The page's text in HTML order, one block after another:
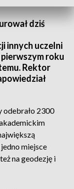
dziś
innych uczelni
roku
Rektor
odebrało 2300
miejsce
na geodezję i